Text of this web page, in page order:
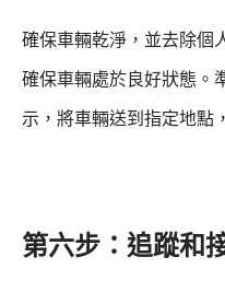
確保車輛乾淨，並去除個
確保車輛處於良好狀態。
示，將車輛送到指定地點
第六步：追蹤和